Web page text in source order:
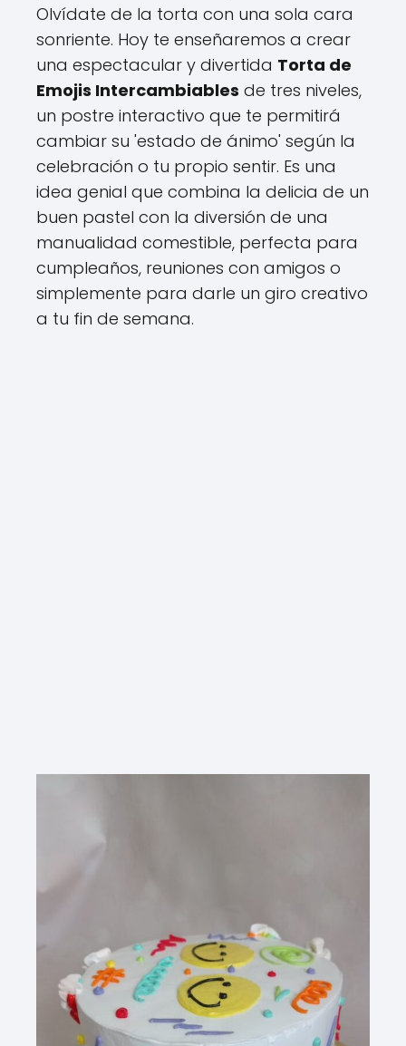
Olvídate de la torta con una sola cara
sonriente. Hoy te enseñaremos a crear
una espectacular y divertida Torta de
Emojis Intercambiables de tres niveles,
un postre interactivo que te permitirá
cambiar su 'estado de ánimo' según la
celebración o tu propio sentir. Es una
idea genial que combina la delicia de un
buen pastel con la diversión de una
manualidad comestible, perfecta para
cumpleaños, reuniones con amigos o
simplemente para darle un giro creativo
a tu fin de semana.